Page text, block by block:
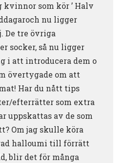
kvinnor som kör ’ Halv
nu ligger
De tre övriga
socker, så nu ligger
i att introducera dem o
övertygade om att
mat! Har du nått tips
efterrätter som extra
uppskattas av de som
Om jag skulle köra
halloumi till förrätt
blir det för många